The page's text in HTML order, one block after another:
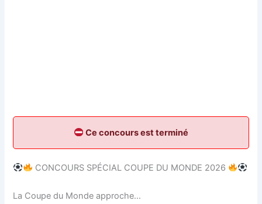
Ce concours est terminé
CONCOURS SPÉCIAL COUPE DU MONDE 2026
La Coupe du Monde approche…